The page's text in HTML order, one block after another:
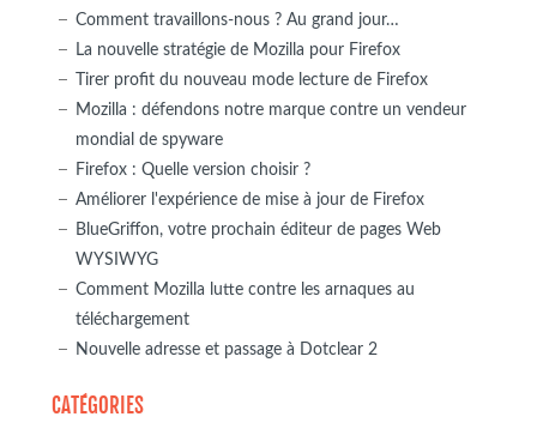
Comment travaillons-nous ? Au grand jour…
La nouvelle stratégie de Mozilla pour Firefox
Tirer profit du nouveau mode lecture de Firefox
Mozilla : défendons notre marque contre un vendeur
mondial de spyware
Firefox : Quelle version choisir ?
Améliorer l'expérience de mise à jour de Firefox
BlueGriffon, votre prochain éditeur de pages Web
WYSIWYG
Comment Mozilla lutte contre les arnaques au
téléchargement
Nouvelle adresse et passage à Dotclear 2
CATÉGORIES